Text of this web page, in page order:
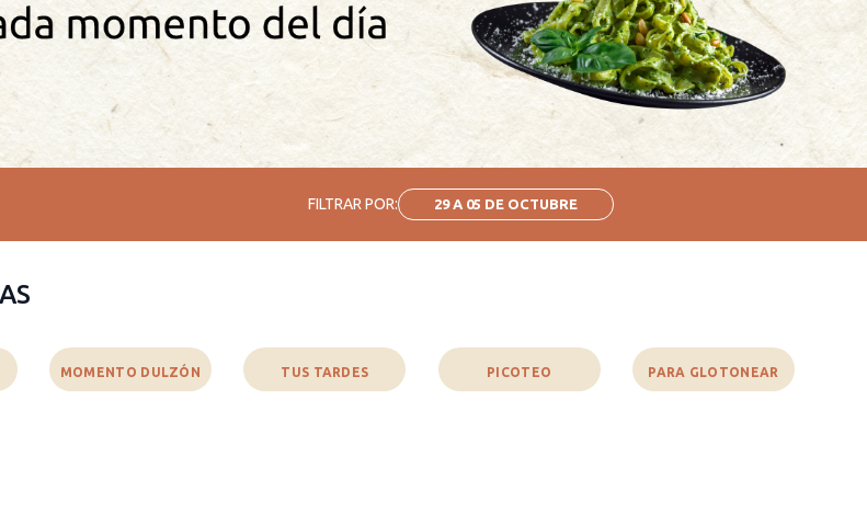
FILTRAR POR: 29 A 05 DE OCTUBRE
MOMENTO DULZÓN TUS TARDES PICOTEO PARA GLOTONEAR